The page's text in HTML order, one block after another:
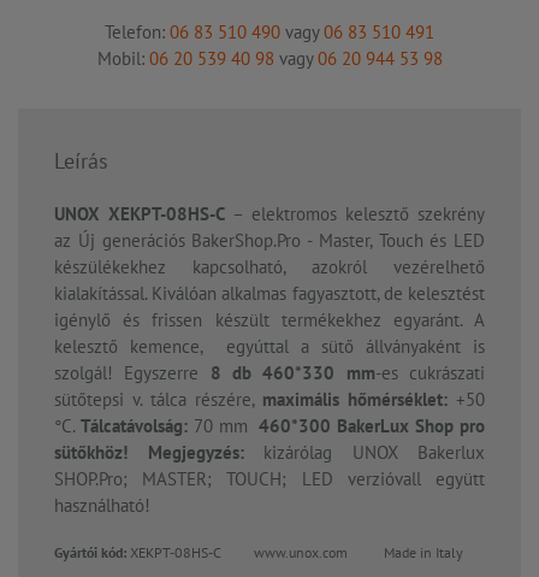
Telefon: 06 83 510 490 vagy06 83 510 491
Mobil: 06 20 539 40 98 vagy06 20 944 53 98
Leírás
UNOX XEKPT-08HS-C – elektromos kelesztő szekrény
az Új generációs BakerShop.Pro - Master, Touch és LED
készülékekhez kapcsolható, azokról vezérelhető
kialakítással. Kiválóan alkalmas fagyasztott, de kelesztést
igénylő és frissen készült termékekhez egyaránt. A
kelesztő kemence, egyúttal a sütő állványaként is
szolgál! Egyszerre 8 db 460*330 mm-es cukrászati
sütőtepsi v. tálca részére, maximális hőmérséklet: +50
°C. Tálcatávolság:70 mm460*300 BakerLux Shop pro
sütőkhöz! Megjegyzés: kizárólag UNOX Bakerlux
SHOP.Pro; MASTER; TOUCH; LED verzióvall együtt
használható!
Gyártói kód: XEKPT-08HS-C www.unox.com Made in Italy